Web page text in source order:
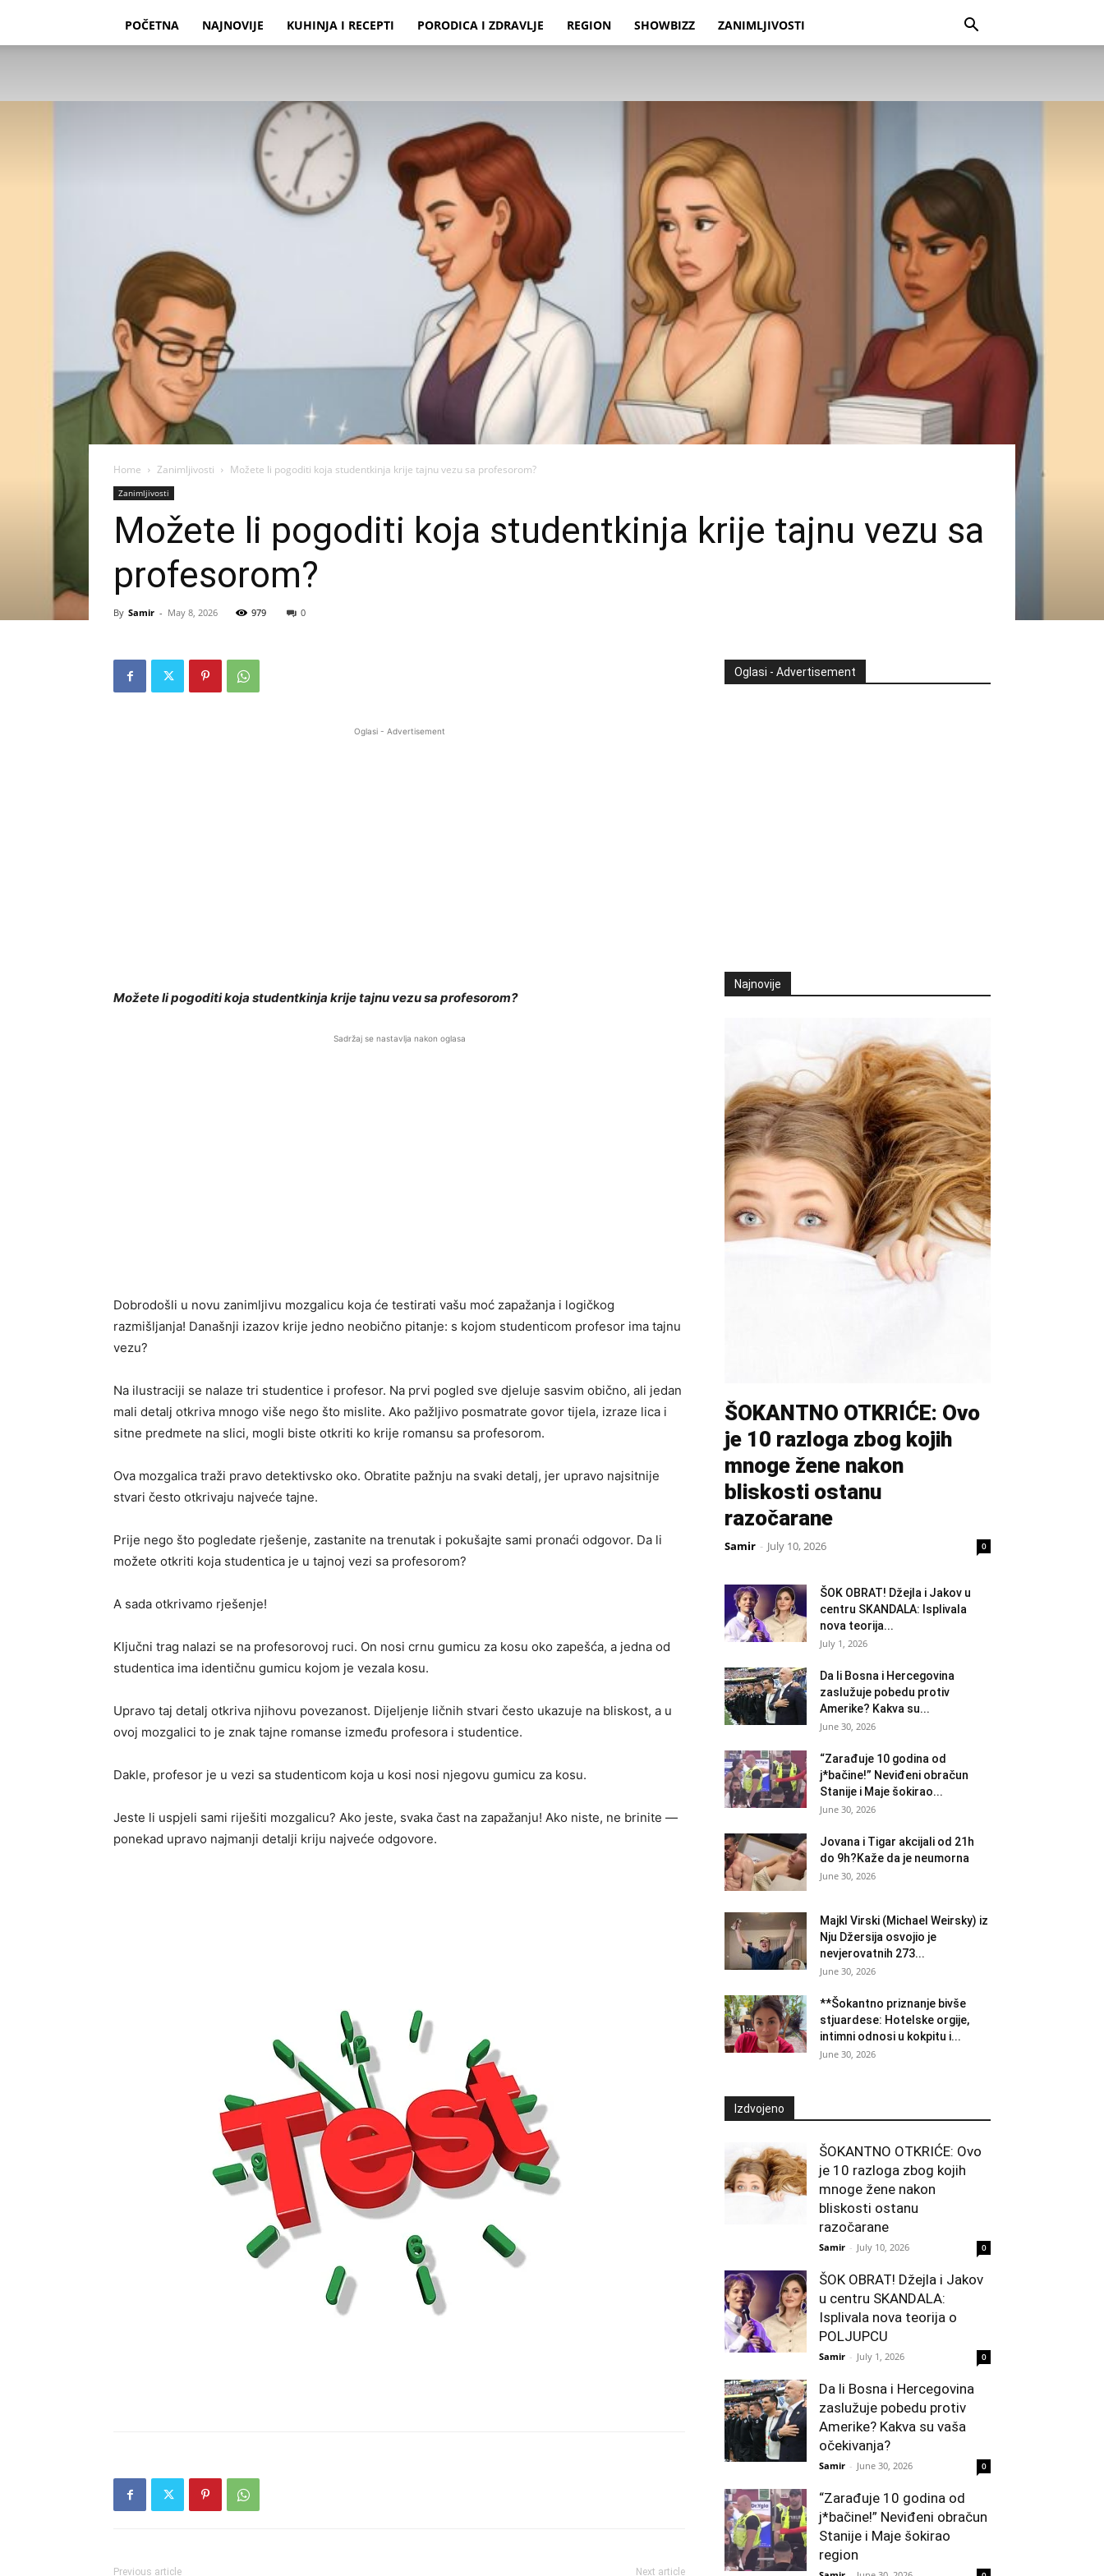
POČETNA NAJNOVIJE KUHINJA I RECEPTI PORODICA I ZDRAVLJE REGION SHOWBIZZ ZANIMLJIVOSTI
Home Zanimljivosti Možete li pogoditi koja studentkinja krije tajnu vezu sa profesorom?
Zanimljivosti
Možete li pogoditi koja studentkinja krije tajnu vezu sa
profesorom?
By Samir - May 8, 2026 979 0
Oglasi - Advertisement
Možete li pogoditi koja studentkinja krije tajnu vezu sa profesorom?
Sadržaj se nastavlja nakon oglasa
Dobrodošli u novu zanimljivu mozgalicu koja će testirati vašu moć zapažanja i logičkog
razmišljanja! Današnji izazov krije jedno neobično pitanje: s kojom studenticom profesor ima tajnu
vezu?
Na ilustraciji se nalaze tri studentice i profesor. Na prvi pogled sve djeluje sasvim obično, ali jedan
mali detalj otkriva mnogo više nego što mislite. Ako pažljivo posmatrate govor tijela, izraze lica i
sitne predmete na slici, mogli biste otkriti ko krije romansu sa profesorom.
Ova mozgalica traži pravo detektivsko oko. Obratite pažnju na svaki detalj, jer upravo najsitnije
stvari često otkrivaju najveće tajne.
Prije nego što pogledate rješenje, zastanite na trenutak i pokušajte sami pronaći odgovor. Da li
možete otkriti koja studentica je u tajnoj vezi sa profesorom?
A sada otkrivamo rješenje!
Ključni trag nalazi se na profesorovoj ruci. On nosi crnu gumicu za kosu oko zapešća, a jedna od
studentica ima identičnu gumicu kojom je vezala kosu.
Upravo taj detalj otkriva njihovu povezanost. Dijeljenje ličnih stvari često ukazuje na bliskost, a u
ovoj mozgalici to je znak tajne romanse između profesora i studentice.
Dakle, profesor je u vezi sa studenticom koja u kosi nosi njegovu gumicu za kosu.
Jeste li uspjeli sami riješiti mozgalicu? Ako jeste, svaka čast na zapažanju! Ako niste, ne brinite —
ponekad upravo najmanji detalji kriju najveće odgovore.
Previous article Next article
Oglasi - Advertisement
Najnovije
ŠOKANTNO OTKRIĆE: Ovo
je 10 razloga zbog kojih
mnoge žene nakon
bliskosti ostanu
razočarane
Samir - July 10, 2026 0
ŠOK OBRAT! Džejla i Jakov u
centru SKANDALA: Isplivala
nova teorija...
July 1, 2026
Da li Bosna i Hercegovina
zaslužuje pobedu protiv
Amerike? Kakva su...
June 30, 2026
“Zarađuje 10 godina od
j*bačine!” Neviđeni obračun
Stanije i Maje šokirao...
June 30, 2026
Jovana i Tigar akcijali od 21h
do 9h?Kaže da je neumorna
June 30, 2026
Majkl Virski (Michael Weirsky) iz
Nju Džersija osvojio je
nevjerovatnih 273...
June 30, 2026
**Šokantno priznanje bivše
stjuardese: Hotelske orgije,
intimni odnosi u kokpitu i...
June 30, 2026
Izdvojeno
ŠOKANTNO OTKRIĆE: Ovo
je 10 razloga zbog kojih
mnoge žene nakon
bliskosti ostanu
razočarane
Samir - July 10, 2026 0
ŠOK OBRAT! Džejla i Jakov
u centru SKANDALA:
Isplivala nova teorija o
POLJUPCU
Samir - July 1, 2026 0
Da li Bosna i Hercegovina
zaslužuje pobedu protiv
Amerike? Kakva su vaša
očekivanja?
Samir - June 30, 2026 0
“Zarađuje 10 godina od
j*bačine!” Neviđeni obračun
Stanije i Maje šokirao
region